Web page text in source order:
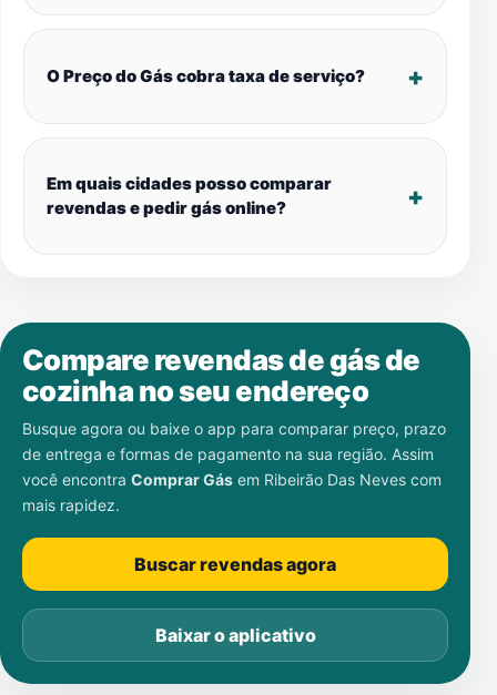
O Preço do Gás cobra taxa de serviço?
Em quais cidades posso comparar
revendas e pedir gás online?
Compare revendas de gás de
cozinha no seu endereço
Busque agora ou baixe o app para comparar preço, prazo
de entrega e formas de pagamento na sua região. Assim
você encontra Comprar Gás em Ribeirão Das Neves com
mais rapidez.
Buscar revendas agora
Baixar o aplicativo